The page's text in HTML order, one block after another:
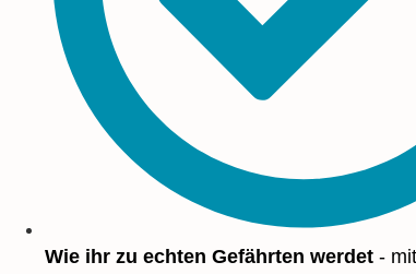
Wie ihr zu echten Gefährten werdet-